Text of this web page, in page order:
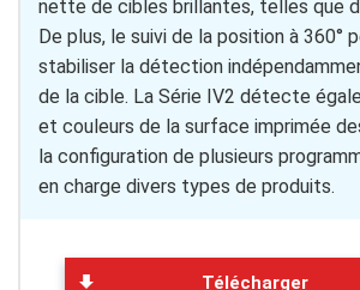
nette de cibles brillantes, telles que
De plus, le suivi de la position à 360°
stabiliser la détection
de la cible. La Série IV2 détecte
et couleurs de la surface imprimée
la configuration de plusieurs
en charge divers types de produits.
Télécharger